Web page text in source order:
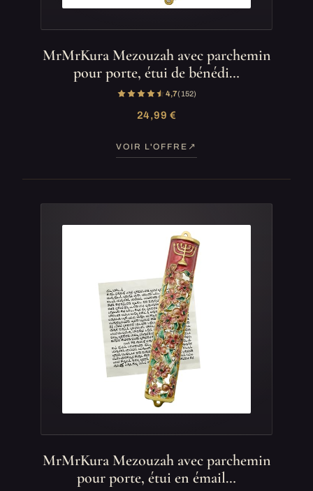
MrMrKura Mezouzah avec parchemin
pour porte, étui de bénédi…
4,7(152)
24,99 €
VOIR L'OFFRE
MrMrKura Mezouzah avec parchemin
pour porte, étui en émail…